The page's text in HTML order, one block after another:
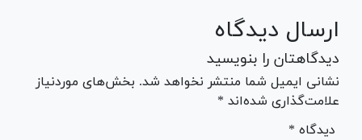
ارسال دیدگاه
دیدگاهتان را بنویسید
نشانی ایمیل شما منتشر نخواهد شد. بخش‌های موردنیاز
علامت‌گذاری شده‌اند *
* دیدگاه